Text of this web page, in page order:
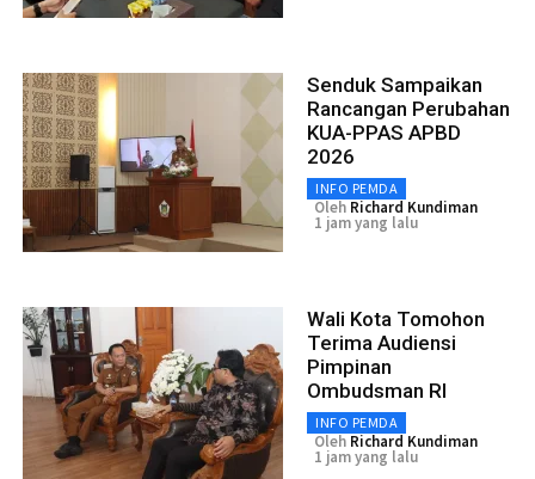
Senduk Sampaikan
Rancangan Perubahan
KUA-PPAS APBD
2026
INFO PEMDA
Oleh Richard Kundiman
1 jam yang lalu
Wali Kota Tomohon
Terima Audiensi
Pimpinan
Ombudsman RI
INFO PEMDA
Oleh Richard Kundiman
1 jam yang lalu